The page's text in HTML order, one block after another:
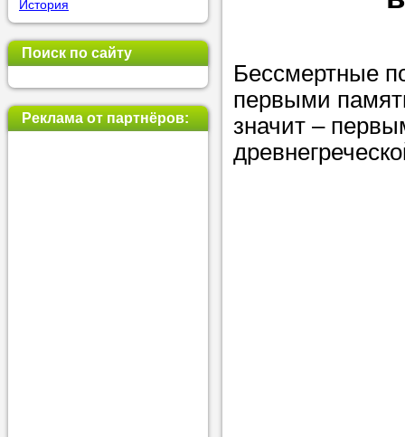
Или найдите
нашей базе
используя
История
Поиск по сайту
Реклама от партнёров:
Бессмертные
первыми
значит –